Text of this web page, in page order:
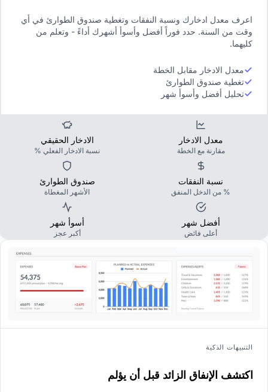
اعرف معدل ادخارك ونسبة النفقات وتغطية صندوق الطوارئ في أي
وقت من السنة. حدد فوراً أفضل وأسوأ أشهرك أداءً - وتعلم من
كليهما.
معدل الادخار مقابل الخطة
تغطية صندوق الطوارئ
تحليل أفضل وأسوأ شهر
معدل الادخار
مقارنة مع الخطة
الادخار الحقيقي
نسبة الادخار الفعلي %
نسبة النفقات
% من الدخل المنفق
صندوق الطوارئ
الأشهر المغطاة
أفضل شهر
أعلى فائض
أسوأ شهر
أكبر عجز
التنبيهات الذكية
اكتشف الإنفاق الزائد قبل أن يؤلم